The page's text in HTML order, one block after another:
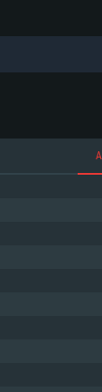
SYSTÈME
récent
bits les plus